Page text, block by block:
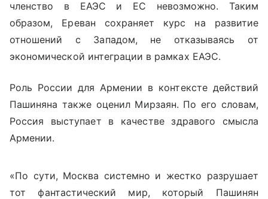
членство в ЕАЭС и ЕС невозможно. Таким
образом, Ереван сохраняет курс на развитие
отношений с Западом, не отказываясь от
экономической интеграции в рамках ЕАЭС.
Роль России для Армении в контексте действий
Пашиняна также оценил Мирзаян. По его словам,
Россия выступает в качестве здравого смысла
Армении.
«По сути, Москва системно и жестко разрушает
тот фантастический мир, который Пашинян